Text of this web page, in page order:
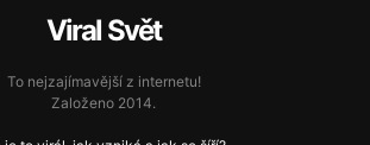
Viral Svět
To nejzajímavější z internetu!
Založeno 2014.